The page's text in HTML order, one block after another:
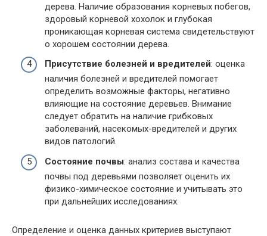
дерева. Наличие образования корневых побегов,
здоровый корневой хохолок и глубокая
проникающая корневая система свидетельствуют
о хорошем состоянии дерева.
Присутствие болезней и вредителей: оценка
наличия болезней и вредителей помогает
определить возможные факторы, негативно
влияющие на состояние деревьев. Внимание
следует обратить на наличие грибковых
заболеваний, насекомых-вредителей и других
видов патологий.
Состояние почвы: анализ состава и качества
почвы под деревьями позволяет оценить их
физико-химическое состояние и учитывать это
при дальнейших исследованиях.
Определение и оценка данных критериев выступают